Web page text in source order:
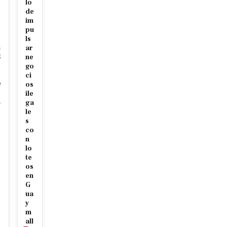
lo
de
im
pu
ls
ar
ne
go
ci
os
ile
ga
le
s
co
n
lo
te
os
en
G
ua
y
m
all